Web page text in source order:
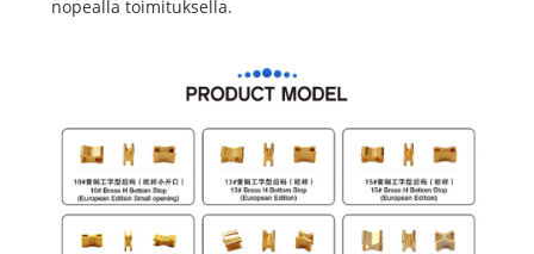
nopealla toimituksella.